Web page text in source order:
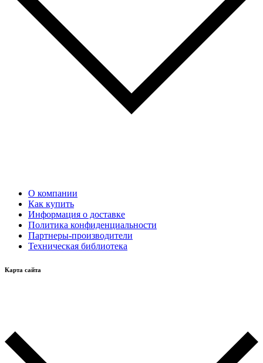
О компании
Как купить
Информация о доставке
Политика конфиденциальности
Партнеры-производители
Техническая библиотека
Карта сайта